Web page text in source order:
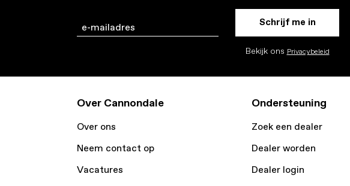
Email Schrijf me in
Bekijk ons Privacybeleid
Over Cannondale
Over ons
Neem contact op
Vacatures
Ondersteuning
Zoek een dealer
Dealer worden
Dealer login